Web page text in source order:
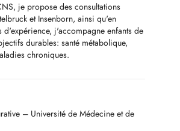
je propose des consultations
et Insenborn, ainsi qu'en
j'accompagne enfants de
durables: santé métabolique,
chroniques.
strict: je ne vends aucun
et pour le bienêtre de mes
– Université de Médecine et de